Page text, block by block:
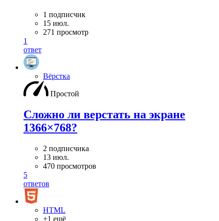
1 подписчик
15 июл.
271 просмотр
1
ответ
Вёрстка
Простой
Сложно ли верстать на экране
1366×768?
2 подписчика
13 июл.
470 просмотров
5
ответов
HTML
+1 ещё